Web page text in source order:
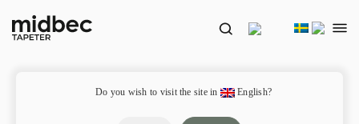
Do you wish to visit the site in English?